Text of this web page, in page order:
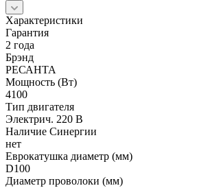
Характеристики
Гарантия
2 года
Брэнд
РЕСАНТА
Мощность (Вт)
4100
Тип двигателя
Электрич. 220 В
Наличие Синергии
нет
Еврокатушка диаметр (мм)
D100
Диаметр проволоки (мм)